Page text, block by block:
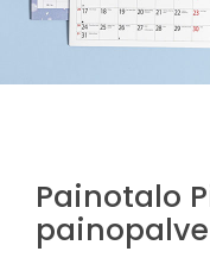
Painotalo